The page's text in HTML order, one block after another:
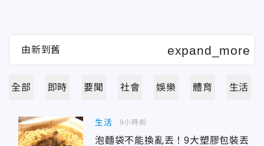
全部 即時 要聞 社會 娛樂 體育 生活
生活
泡麵袋不能換亂丟！9大塑膠包裝丟
9小時前